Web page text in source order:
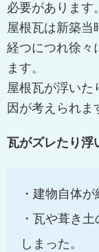
必要があります。
屋根瓦は新築当
経つにつれ徐々
ます。
屋根瓦が浮いた
因が考えられま
瓦がズレたり浮
・建物自体
・瓦や葺き
しまった。